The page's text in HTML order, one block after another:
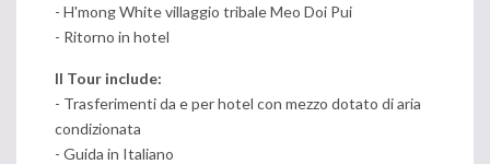
- H'mong White villaggio tribale Meo Doi Pui
- Ritorno in hotel
Il Tour include:
- Trasferimenti da e per hotel con mezzo dotato di aria
condizionata
- Guida in Italiano